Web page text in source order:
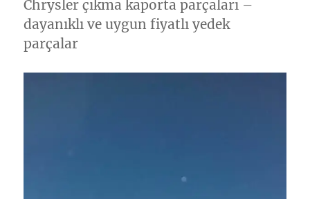
Chrysler çıkma kaporta parçaları –
dayanıklı ve uygun fiyatlı yedek
parçalar